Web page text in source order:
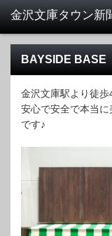
BAYSIDE BASE
金沢文庫駅より徒歩
安心で安全で本当
です♪